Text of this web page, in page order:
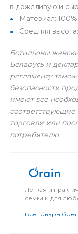
в дождливую и
Материал:
Средняя
Ботильоны
Беларусь и
регламенту
безопасности
имеют все
соответствующие
торговли или
потребителю.
Легкая и
семьи и для
Все товары